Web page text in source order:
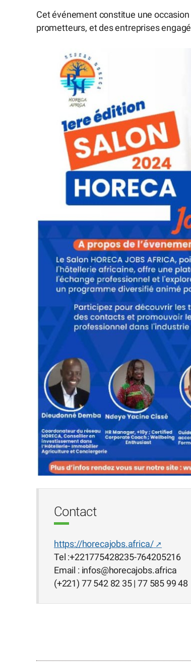
Cet événement constitue une
prometteurs, et des entreprises
Contact
https://horecajobs.africa/
Tel :+221775428235-764205216
Email : infos@horecajobs.africa
(+221) 77 542 82 35 | 77 585 99 48